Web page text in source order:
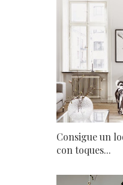
Consigue un
con toques...